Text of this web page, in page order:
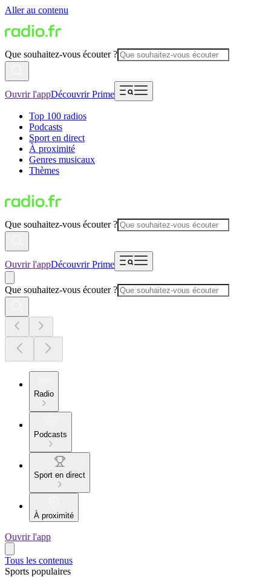
Aller au contenu
Que souhaitez-vous écouter ?
Ouvrir l'appDécouvrir Prime
Top 100 radios
Podcasts
Sport en direct
À proximité
Genres musicaux
Thèmes
Que souhaitez-vous écouter ?
Ouvrir l'appDécouvrir Prime
Que souhaitez-vous écouter ?
Radio
Podcasts
Sport en direct
À proximité
Ouvrir l'app
Tous les contenus
Sports populaires